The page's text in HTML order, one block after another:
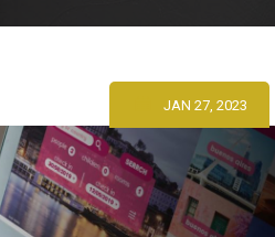
JAN 27, 2023